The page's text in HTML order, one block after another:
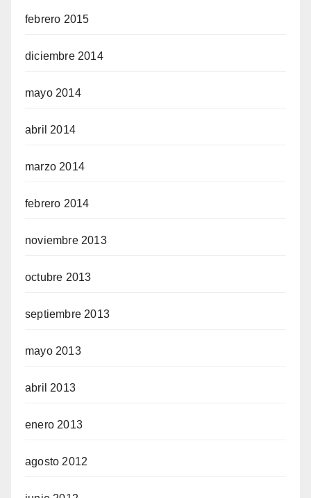
febrero 2015
diciembre 2014
mayo 2014
abril 2014
marzo 2014
febrero 2014
noviembre 2013
octubre 2013
septiembre 2013
mayo 2013
abril 2013
enero 2013
agosto 2012